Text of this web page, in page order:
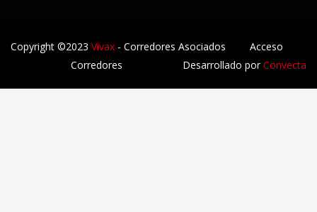
Copyright ©2023 Vivax - Corredores Asociados
Acceso
Corredores
Desarrollado porConvecta